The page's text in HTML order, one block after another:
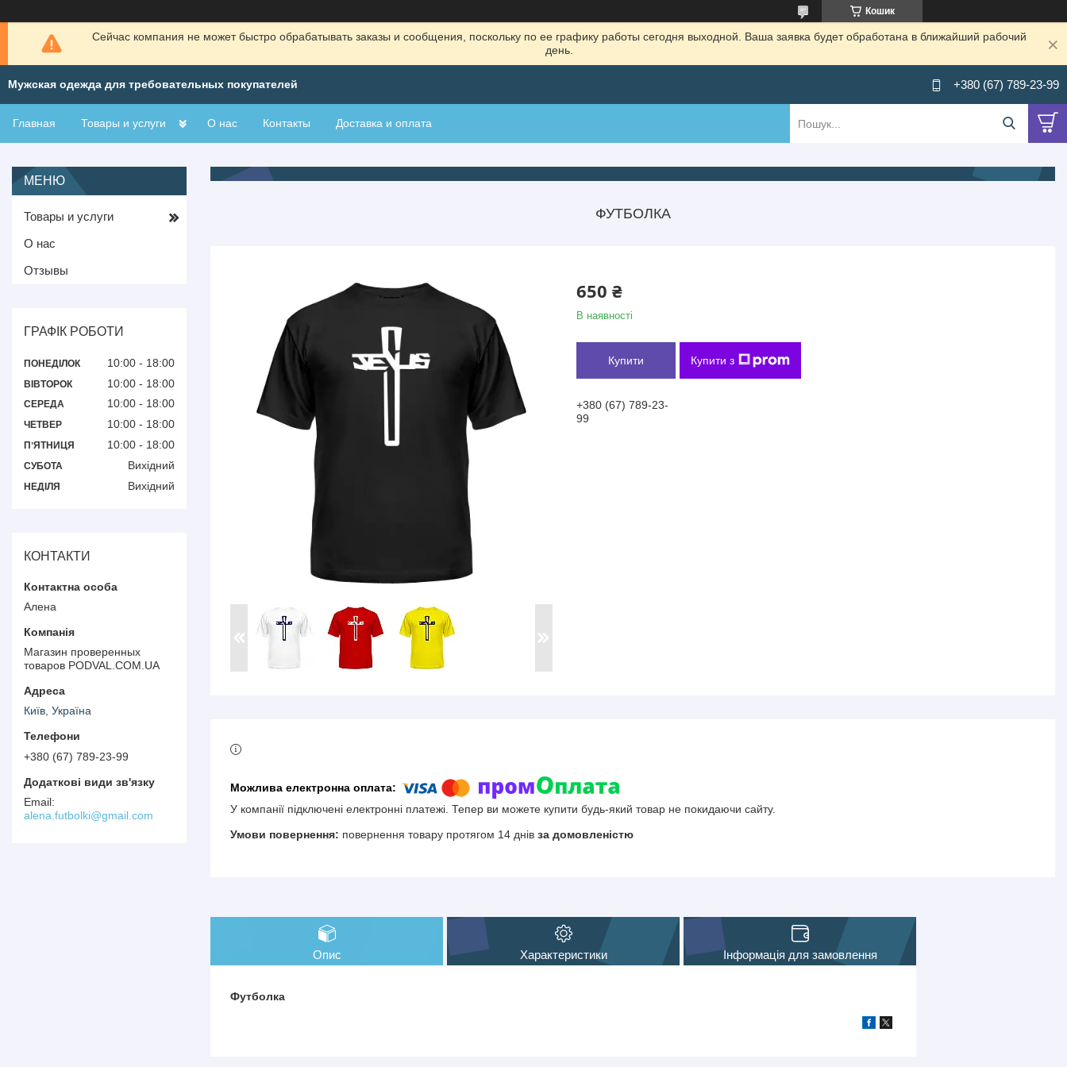
Кошик
Сейчас компания не может быстро обрабатывать заказы и сообщения, поскольку по ее графику работы сегодня выходной. Ваша заявка будет обработана в ближайший рабочий
день.
Мужская одежда для требовательных покупателей +380 (67) 789-23-99
Главная Товары и услуги О нас Контакты Доставка и оплата
ФУТБОЛКА
650 ₴
В наявності
Купити Купити з
+380 (67) 789-23-
99
У компанії підключені електронні платежі. Тепер ви можете купити будь-який товар не покидаючи сайту.
повернення товару протягом 14 днів за домовленістю
Опис Характеристики Інформація для замовлення
Футболка
Товары и услуги
О нас
Отзывы
ГРАФІК РОБОТИ
ПОНЕДІЛОК 10:00 18:00
ВІВТОРОК 10:00 18:00
СЕРЕДА 10:00 18:00
ЧЕТВЕР 10:00 18:00
ПʼЯТНИЦЯ 10:00 18:00
СУБОТА Вихідний
НЕДІЛЯ Вихідний
КОНТАКТИ
Алена
Магазин проверенных
товаров PODVAL.СOM.UA
Київ, Україна
+380 (67) 789-23-99
alena.futbolki@gmail.com